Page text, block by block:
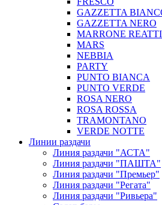
GAZZETTA
GAZZETTA NERO
MARRONE
MARS
NEBBIA
PARTY
PUNTO BIANCA
PUNTO VERDE
ROSA NERO
ROSA ROSSA
TRAMONTANO
VERDE NOTTE
Линии раздачи
Линия раздачи "АСТА"
Линия раздачи "ПАШТА"
Линия раздачи "Премьер"
Линия раздачи "Регата"
Линия раздачи "Ривьера"